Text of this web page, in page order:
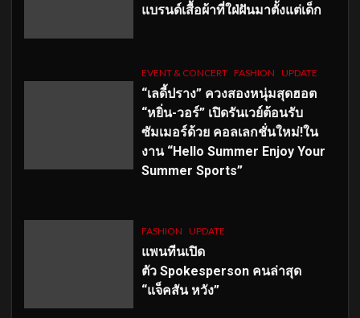
แบรนด์เสื้อผ้าที่ใฝ่ฝันมาตั้งแต่เด็ก
EVENT & CONCERT FASHION UPDATE
“เลดี้ปราง” ควงสองหนุ่มสุดฮอต
“หยิ่น-วอร์” เปิดรันเวย์ต้อนรับ
ซัมเมอร์ด้วย คอลเลกชั่นใหม่!ใน
งาน “Hello Summer Enjoy Your
Summer Sports”
FASHION UPDATE
แพนทีนเปิด
ตัว Spokesperson คนล่าสุด
“แจ็คสัน หวัง”